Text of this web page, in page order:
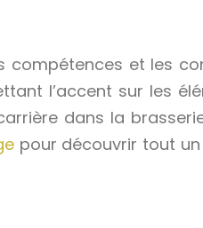
et les
l’accent sur les
dans la
pour découvrir tout